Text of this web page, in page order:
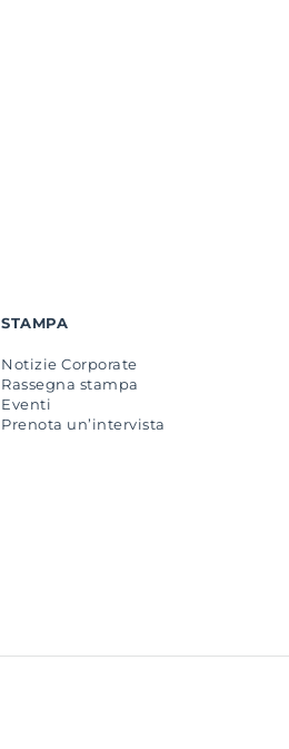
STAMPA
Notizie Corporate
Rassegna stampa
Eventi
Prenota un’intervista